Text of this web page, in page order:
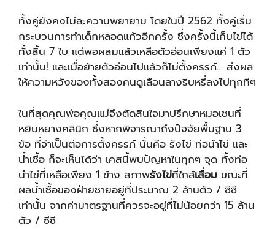
ทั้งคู่ยังคงไม่ละความพยายาม โดยในปี 2562 ทั้งคู่เริ่ม
กระบวนการทำเด็กหลอดแก้วอีกครั้ง ซึ่งครั้งนี้เก็บไข่ได้
ทั้งสิ้น 7 ใบ แต่พอผสมแล้วเหลือตัวอ่อนเพียงแค่ 1 ตัว
เท่านั้น! และเมื่อย้ายตัวอ่อนไปแล้วก็ไม่ตั้งครรภ์… ส่งผล
ให้ความหวังของทั้งสองคนดูเลือนลางริบหรี่ลงไปทุกทีๆ
ในที่สุดคุณพ่อคุณแม่จึงตัดสินใจมาปรึกษาหมอเชนที่
หยินหยางคลินิก ซึ่งหากพิจารณาถึงปัจจัยพื้นฐาน 3
ข้อ ที่จำเป็นต่อการตั้งครรภ์ นั่นคือ รังไข่ ท่อนำไข่ และ
น้ำเชื้อ ก็จะเห็นได้ว่า เคสนี้พบปัญหาในทุกๆ จุด ทั้งท่อ
นำไข่ที่เหลือเพียง 1 ข้าง สภาพรังไข่ที่ใกล้เสื่อม ขณะที่
ผลน้ำเชื้อของฝ่ายชายอยู่ที่ประมาณ 2 ล้านตัว / ซีซี
เท่านั้น จากค่ามาตรฐานที่ควรจะอยู่ที่ไม่น้อยกว่า 15 ล้าน
ตัว / ซีซี